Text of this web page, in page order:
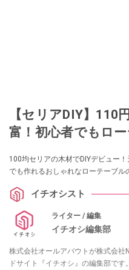
【セリアDIY】110
富！初心者でもロ
100均セリアの木材でDIYデビュー
でも作れるおしゃれなローテーブル
イチオシスト
ライター / 編集
イチオシ編集部
株式会社オールアバウトが株式会
ドサイト『イチオシ』の編集部です。